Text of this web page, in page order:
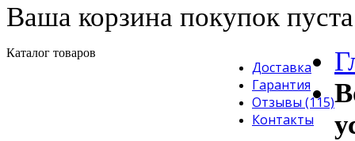
Ваша корзина покупок
Каталог товаров
Доставка
Гарантия
Отзывы (115)
Контакты